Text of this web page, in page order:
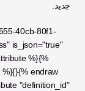
جديد.
40cb-80f1-
is_json="true"
%}{%
endraw
"definition_id"